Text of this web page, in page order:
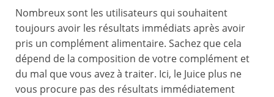
Nombreux sont les utilisateurs qui souhaitent
toujours avoir les résultats immédiats après avoir
pris un complément alimentaire. Sachez que cela
dépend de la composition de votre complément et
du mal que vous avez à traiter. Ici, le Juice plus ne
vous procure pas des résultats immédiatement